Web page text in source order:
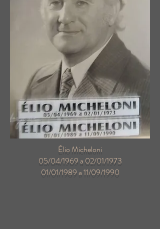
Élio Micheloni
05/04/1969 a 02/01/1973
01/01/1989 a 11/09/1990